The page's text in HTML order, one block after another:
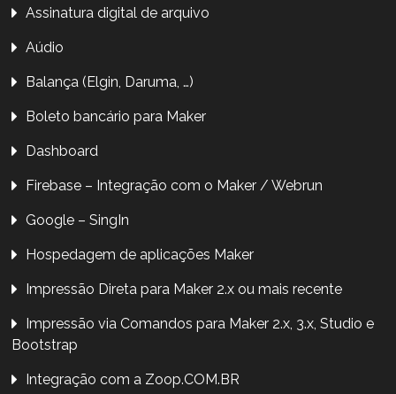
Assinatura digital de arquivo
Aúdio
Balança (Elgin, Daruma, …)
Boleto bancário para Maker
Dashboard
Firebase – Integração com o Maker / Webrun
Google – SingIn
Hospedagem de aplicações Maker
Impressão Direta para Maker 2.x ou mais recente
Impressão via Comandos para Maker 2.x, 3.x, Studio e
Bootstrap
Integração com a Zoop.COM.BR